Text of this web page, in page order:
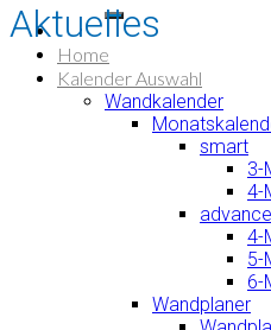
Home
Kalender Auswahl
Wandkalender
smart
3-
4-
4-
5-
6-
Wandplaner
Aktuelles